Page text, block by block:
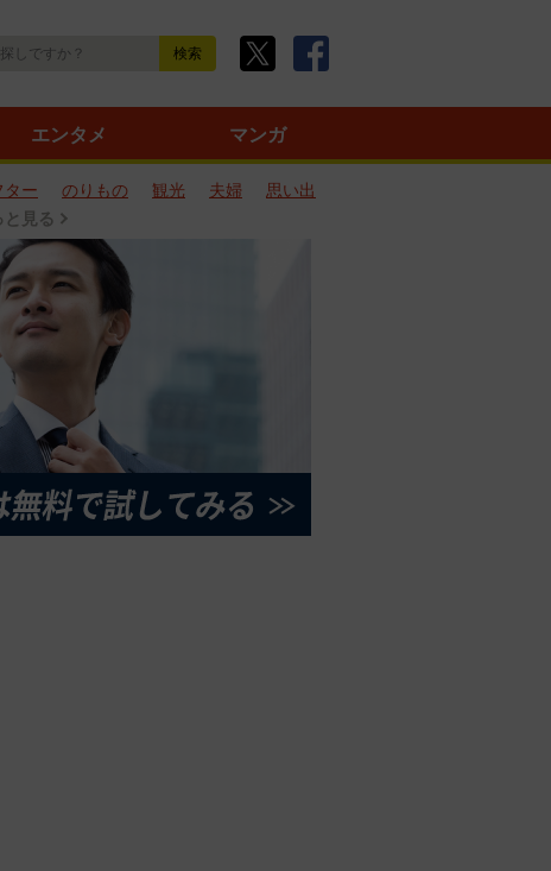
エンタメ マンガ
ター のりもの 観光 夫婦
思い出
と見る